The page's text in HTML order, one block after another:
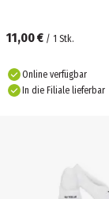
11,00 € / 1 Stk.
Online verfügbar
In die Filiale lieferbar